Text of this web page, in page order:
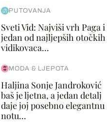
PUTOVANJA
Sveti Vid: Najviši vrh Paga i
jedan od najljepših otočkih
vidikovaca...
MODA & LJEPOTA
Haljina Sonje Jandroković
baš je ljetna, a jedan detalj
daje joj posebno elegantnu
notu...